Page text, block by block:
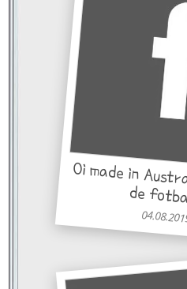
Oi made in
de